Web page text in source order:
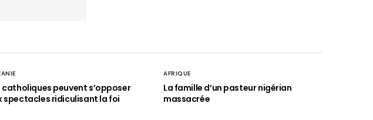
catholiques peuvent s’opposer
spectacles ridiculisant la foi
AFRIQUE
La famille d’un pasteur nigérian
massacrée